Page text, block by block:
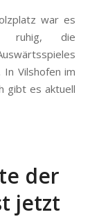
war es
ruhig, die
Vilshofen im
gibt es aktuell
der
jetzt